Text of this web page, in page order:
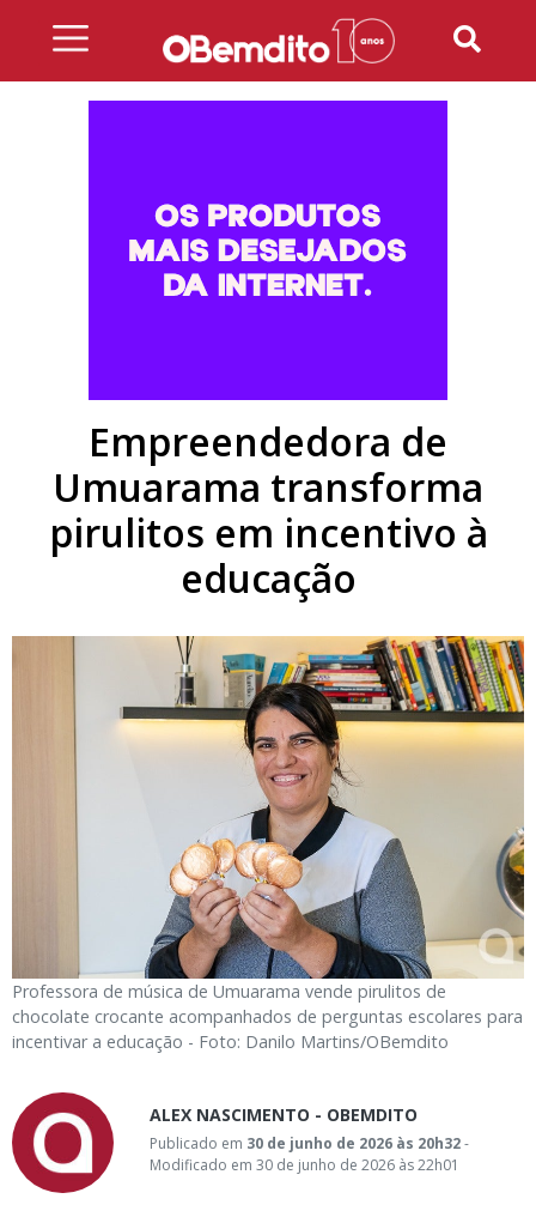
Empreendedora de
Umuarama transforma
pirulitos em incentivo à
educação
Professora de música de Umuarama vende pirulitos de
chocolate crocante acompanhados de perguntas escolares para
incentivar a educação - Foto: Danilo Martins/OBemdito
ALEX NASCIMENTO - OBEMDITO
Publicado em 30 de junho de 2026 às 20h32-
Modificado em 30 de junho de 2026 às 22h01